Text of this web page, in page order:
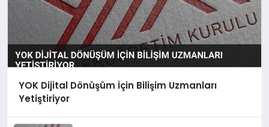
YOK Dijital Dönüşüm İçin Bilişim Uzmanları
Yetiştiriyor